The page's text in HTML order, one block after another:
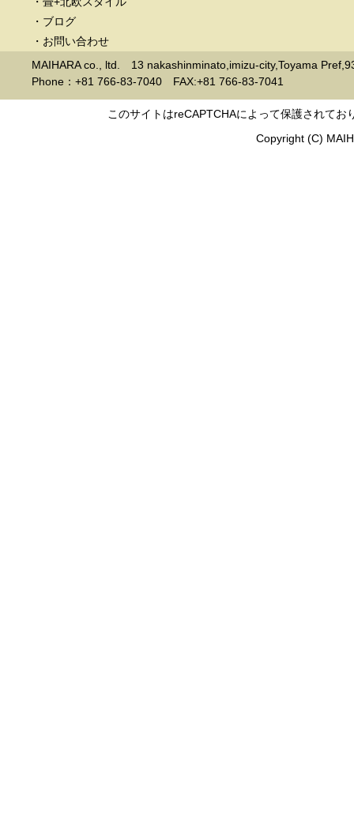
・ブログ
・お問い合わせ
MAIHARA co., ltd. 13 nakashinminato,imizu-city,Toyama
Phone：+81 766-83-7040 FAX:+81 766-83-7041
このサイトはreCAPTCHAによって保護されてお
Copyright (C)